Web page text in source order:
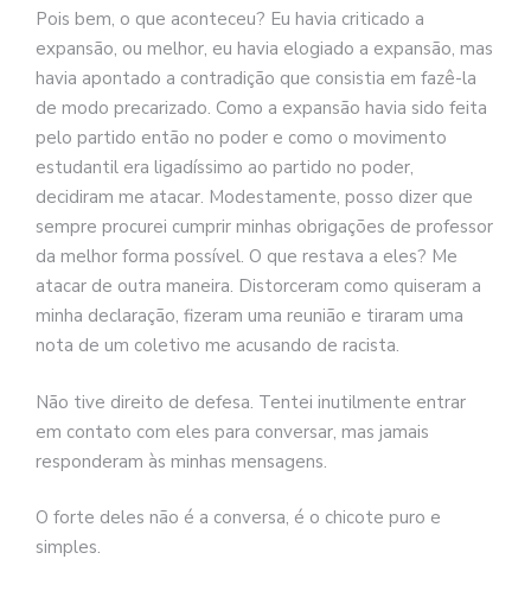
Pois bem, o que aconteceu? Eu havia criticado a
expansão, ou melhor, eu havia elogiado a expansão, mas
havia apontado a contradição que consistia em fazê-la
de modo precarizado. Como a expansão havia sido feita
pelo partido então no poder e como o movimento
estudantil era ligadíssimo ao partido no poder,
decidiram me atacar. Modestamente, posso dizer que
sempre procurei cumprir minhas obrigações de professor
da melhor forma possível. O que restava a eles? Me
atacar de outra maneira. Distorceram como quiseram a
minha declaração, fizeram uma reunião e tiraram uma
nota de um coletivo me acusando de racista.
Não tive direito de defesa. Tentei inutilmente entrar
em contato com eles para conversar, mas jamais
responderam às minhas mensagens.
O forte deles não é a conversa, é o chicote puro e
simples.